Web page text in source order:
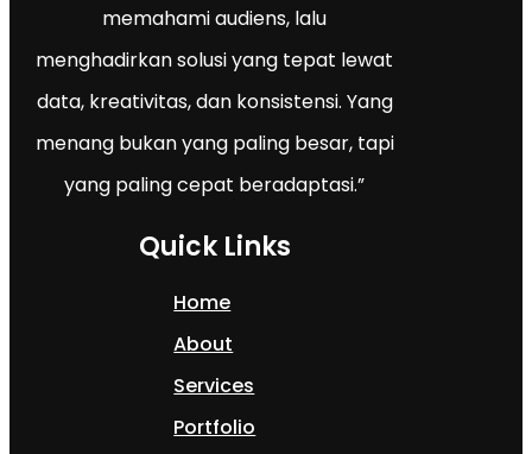
memahami audiens, lalu
menghadirkan solusi yang tepat lewat
data, kreativitas, dan konsistensi. Yang
menang bukan yang paling besar, tapi
yang paling cepat beradaptasi.”
Quick Links
Home
About
Services
Portfolio